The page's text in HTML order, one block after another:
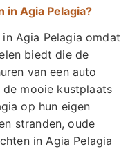
in Agia Pelagia?
Agia Pelagia omdat
biedt die de
van een auto
mooie kustplaats
op hun eigen
stranden, oude
in Agia Pelagia